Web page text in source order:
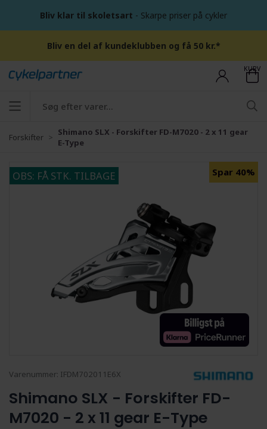
Bliv klar til skoletsart - Skarpe priser på cykler
Bliv en del af kundeklubben og få 50 kr.*
KURV
Forskifter
Shimano SLX - Forskifter FD-M7020 - 2 x 11 gear
E-Type
OBS: FÅ STK. TILBAGE Spar 40%
Varenummer: IFDM702011E6X
Shimano SLX - Forskifter FD-
M7020 - 2 x 11 gear E-Type